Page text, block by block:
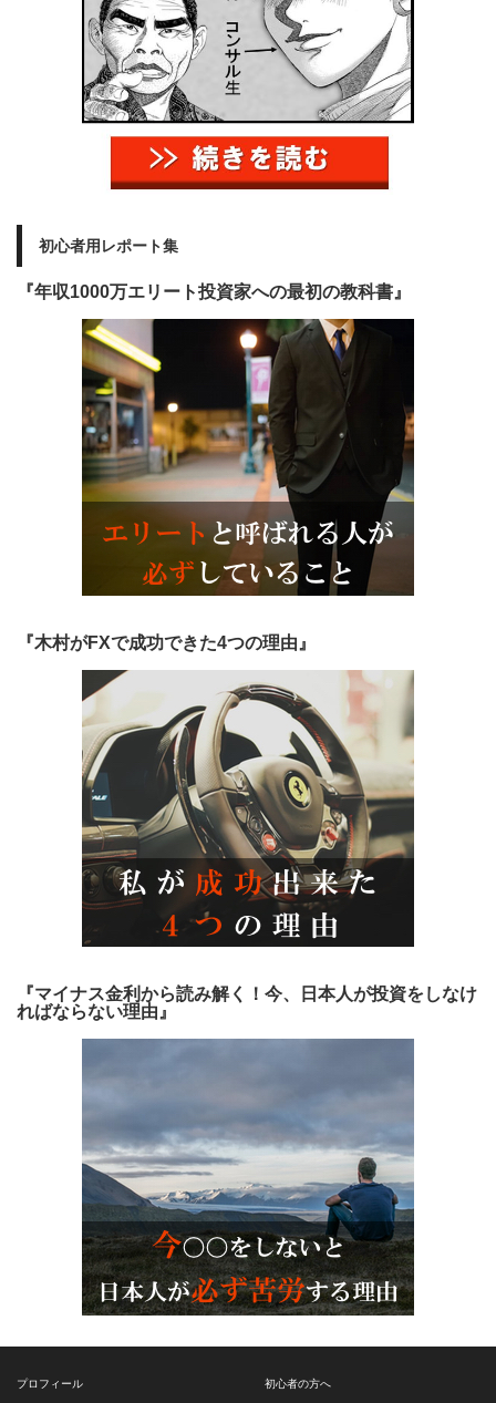
初心者用レポート集
『年収1000万エリート投資家への最初の教科書』
『木村がFXで成功できた4つの理由』
『マイナス金利から読み解く！今、日本人が投資をしなけ
ればならない理由』
プロフィール 初心者の方へ